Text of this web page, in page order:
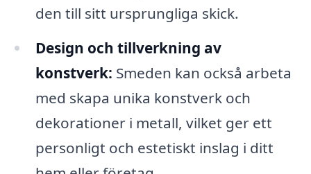
den till sitt ursprungliga skick.
Design och tillverkning av
konstverk: Smeden kan också arbeta
med skapa unika konstverk och
dekorationer i metall, vilket ger ett
personligt och estetiskt inslag i ditt